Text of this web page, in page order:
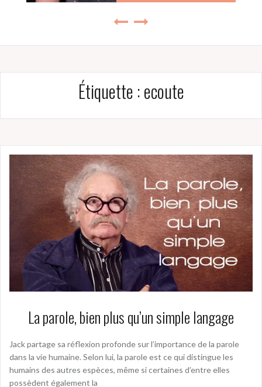
Étiquette :ecoute
La parole, bien plus qu’un simple langage
Jack partage sa réflexion profonde sur l’importance de la parole
dans la vie humaine. Selon lui, la parole est ce qui distingue les
humains des autres espèces, même si certaines d’entre elles
possèdent également la